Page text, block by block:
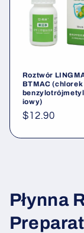
Roztwór
BTMAC (chlorek
iowy)
Cena
$12.90
K
o
Płynna